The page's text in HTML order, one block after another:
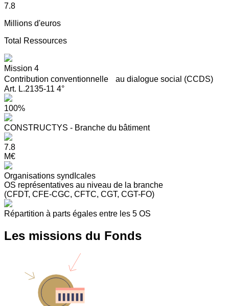
7.8
Millions d'euros
Total Ressources
Mission 4
Contribution conventionnelle au dialogue social (CCDS)
Art. L.2135-11 4°
100%
CONSTRUCTYS - Branche du bâtiment
7.8
M€
Organisations syndIcales
OS représentatives au niveau de la branche
(CFDT, CFE-CGC, CFTC, CGT, CGT-FO)
Répartition à parts égales entre les 5 OS
Les missions du Fonds